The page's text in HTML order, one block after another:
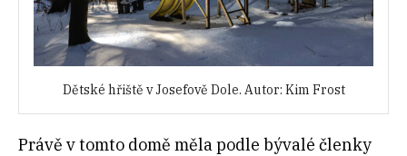
Dětské hřiště v Josefově Dole. Autor: Kim Frost
Právě v tomto domě měla podle bývalé členky